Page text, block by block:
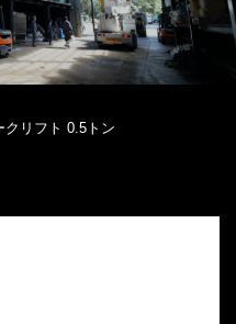
リフト 0.5トン